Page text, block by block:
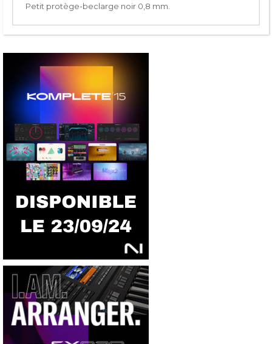
Petit protège-beclarge noir 0,8 mm.